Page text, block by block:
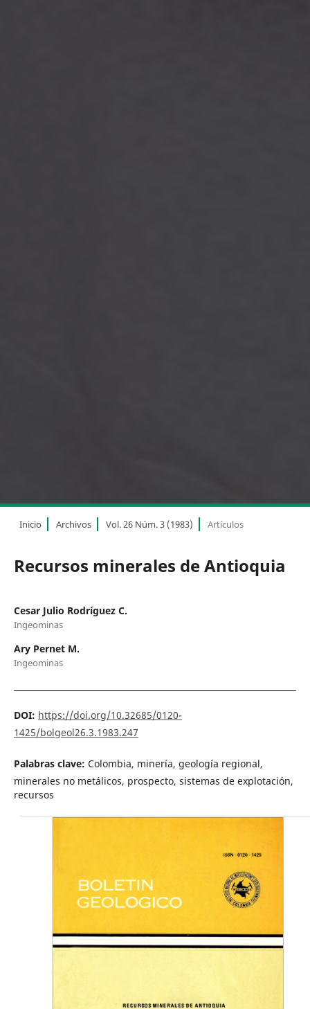
Inicio Archivos Vol. 26 Núm. 3 (1983) Artículos
Recursos minerales de Antioquia
Cesar Julio Rodríguez C.
Ingeominas
Ary Pernet M.
Ingeominas
DOI: https://doi.org/10.32685/0120-
1425/bolgeol26.3.1983.247
Palabras clave: Colombia, minería, geología regional,
minerales no metálicos, prospecto, sistemas de explotación,
recursos